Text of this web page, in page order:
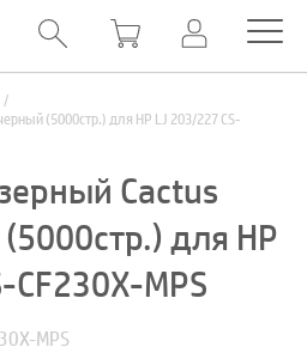
(5000стр.) для HP LJ 203/227 CS-
Cactus
для HP
CF230X-MPS
MPS